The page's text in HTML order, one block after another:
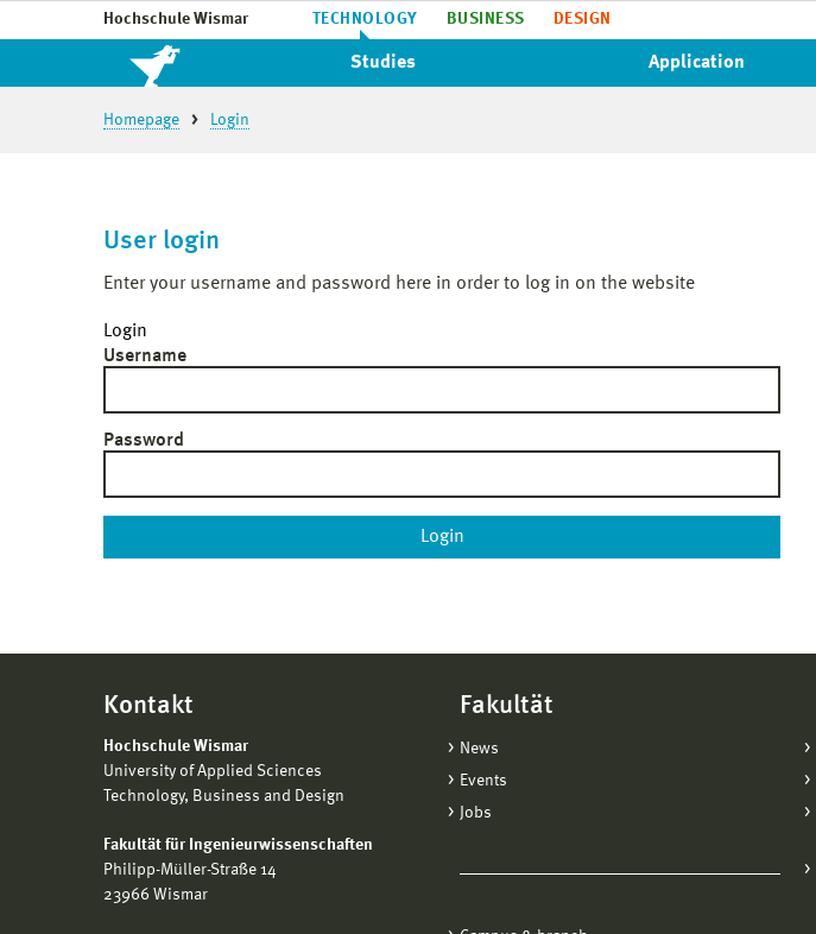
Hochschule Wismar TECHNOLOGY BUSINESS DESIGN
Studies Application
Homepage Login
User login
Enter your username and password here in order to log in on the website
Login
Username
Password
Kontakt
Hochschule Wismar
University of Applied Sciences
Technology, Business and Design
Fakultät für Ingenieurwissenschaften
Philipp-Müller-Straße 14
23966 Wismar
Fakultät
News
Events
Jobs